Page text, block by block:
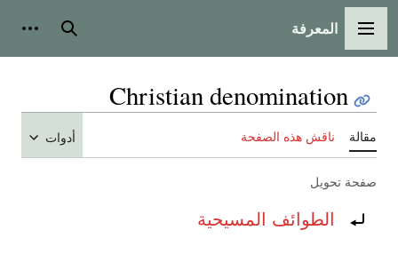
القائمة الرئيسية
المعرفة بحث
Christian denomination
مقالة ناقش هذه الصفحة أدوات
صفحة تحويل
تحويل إلى:الطوائف المسيحية